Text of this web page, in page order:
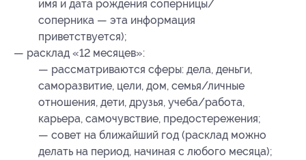
имя и дата рождения соперницы/
соперника — эта информация
приветствуется);
— расклад «12 месяцев»:
— рассматриваются сферы: дела, деньги,
саморазвитие, цели, дом, семья/личные
отношения, дети, друзья, учеба/работа,
карьера, самочувствие, предостережения;
— совет на ближайший год (расклад можно
делать на период, начиная с любого месяца);